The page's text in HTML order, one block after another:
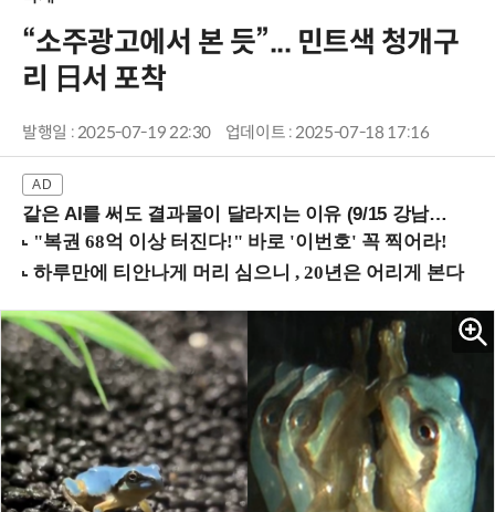
“소주광고에서 본 듯”... 민트색 청개구
리 日서 포착
발행일 : 2025-07-19 22:30 업데이트 : 2025-07-18 17:16
같은 AI를 써도 결과물이 달라지는 이유 (9/15 강남역)